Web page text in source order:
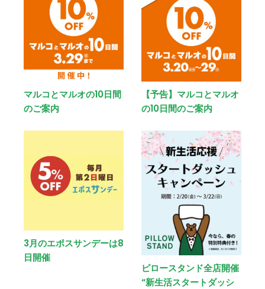
マルコとマルオの10日間
のご案内
【予告】マルコとマルオ
の10日間のご案内
3月のエポスサンデーは8
日開催
ピロースタンド全店開催
“新生活スタートダッシ